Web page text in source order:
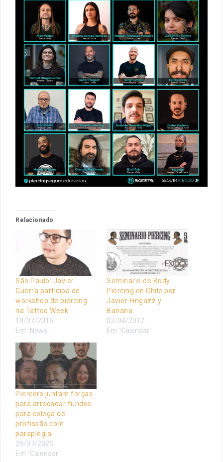
Relacionado
São Paulo: Javier
Guerra participa de
workshop de piercing
na Tattoo Week
19/07/2016
Em "News"
Seminario de Body
Piercing en Chile por
Javier Fingazz y
Banana
02/04/2012
Em "Calendar"
Piercers juntam forças
para arrecadar fundos
para colega de
profissão com
paraplegia
29/07/2025
Em "Calendar"